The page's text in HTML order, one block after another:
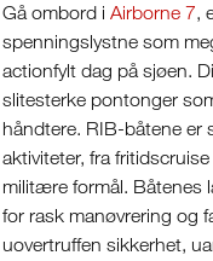
Gå ombord i Airborne 7,
spenningslystne som
actionfylt dag på sjøen.
slitesterke pontonger
håndtere. RIB-båtene er
aktiviteter, fra
militære formål. Båtenes
for rask manøvrering og
uovertruffen sikkerhet,